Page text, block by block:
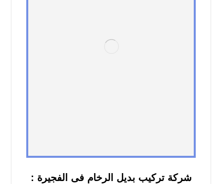
شركة تركيب بديل الرخام فى الفجيرة :